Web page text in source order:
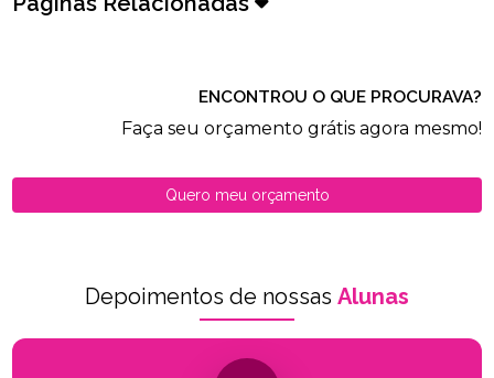
ENCONTROU O QUE PROCURAVA?
Faça seu orçamento grátis agora mesmo!
Quero meu orçamento
Depoimentos de nossas Alunas